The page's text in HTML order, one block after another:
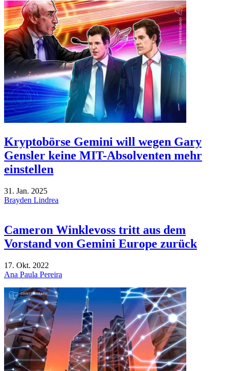
Kryptobörse Gemini will wegen Gary
Gensler keine MIT-Absolventen mehr
einstellen
31. Jan. 2025
Brayden Lindrea
Cameron Winklevoss tritt aus dem
Vorstand von Gemini Europe zurück
17. Okt. 2022
Ana Paula Pereira